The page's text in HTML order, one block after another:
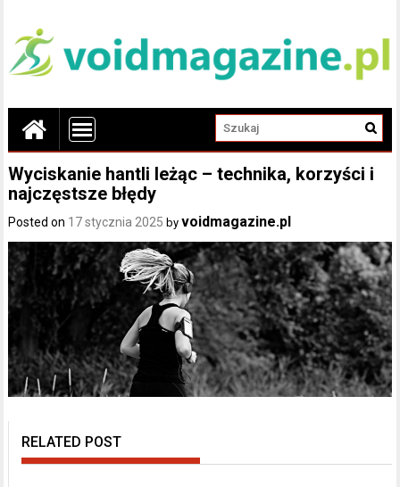
Wyciskanie hantli leżąc – technika, korzyści i
najczęstsze błędy
Posted on 17 stycznia 2025 byvoidmagazine.pl
RELATED POST